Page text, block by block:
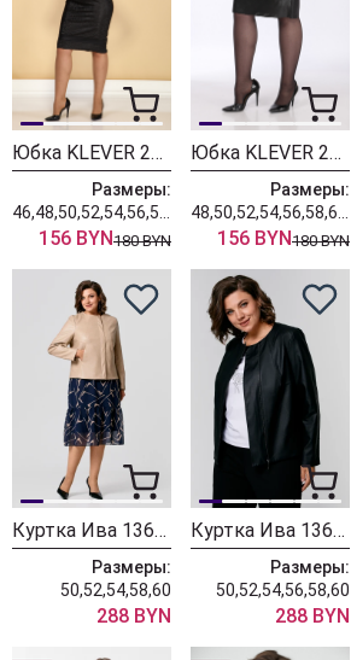
Юбка KLEVER 299К черный,леопард
Размеры:
156 BYN180 BYN
Юбка KLEVER 278/1 черный
Размеры:
156 BYN180 BYN
Куртка Ива 1366 бежевый
Размеры:
50,52,54,58,60
288 BYN
Куртка Ива 1366 черный
Размеры:
50,52,54,56,58,60
288 BYN